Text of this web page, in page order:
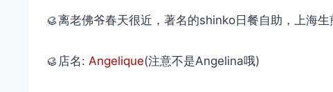
🥮离老佛爷春天很近，著名的shinko日餐自助，上海
🥮店名: Angelique(注意不是Angelina哦)